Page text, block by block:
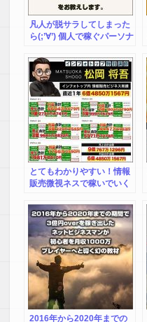
凡人が脱サラしてしまった
ら(;’∀’) 個人で稼ぐパーソナ
とてもわかりやすい！情報
販売微視ネスで稼いでいく
2016年から2020年までの